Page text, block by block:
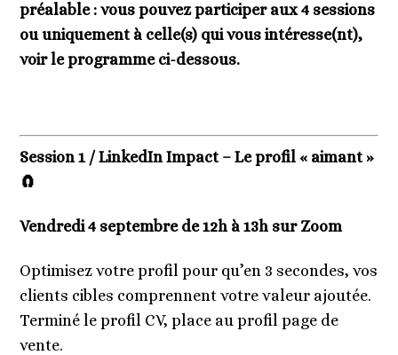
préalable : vous pouvez participer aux 4 sessions
ou uniquement à celle(s) qui vous intéresse(nt),
voir le programme ci-dessous.
Session 1 / LinkedIn Impact – Le profil « aimant »
🧲
Vendredi 4 septembre de 12h à 13h sur Zoom
Optimisez votre profil pour qu’en 3 secondes, vos
clients cibles comprennent votre valeur ajoutée.
Terminé le profil CV, place au profil page de
vente.